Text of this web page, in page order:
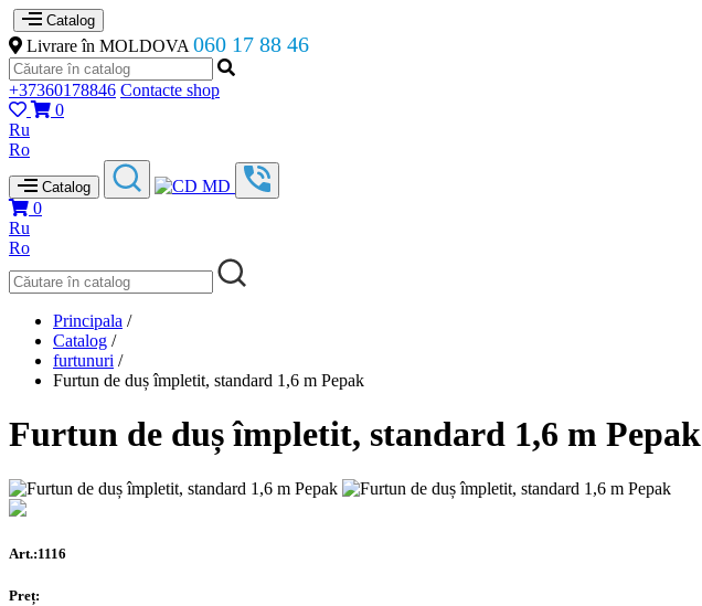
Catalog
Livrare în MOLDOVA 060 17 88 46
+37360178846 Contacte shop
0
Ru
Ro
Catalog
0
Ru
Ro
Principala /
Catalog /
furtunuri /
Furtun de duș împletit, standard 1,6 m Pepak
Furtun de duș împletit, standard 1,6 m Pepak
Art.:1116
Preț: